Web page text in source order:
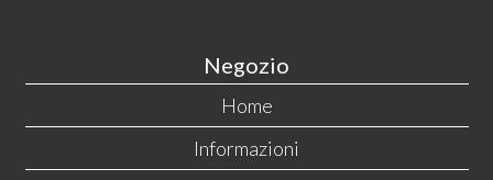
Negozio
Home
Informazioni